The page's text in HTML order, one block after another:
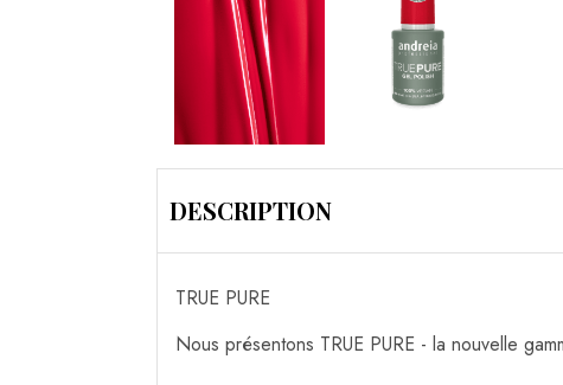
DESCRIPTION
TRUE PURE
Nous présentons TRUE PURE - la nouvelle